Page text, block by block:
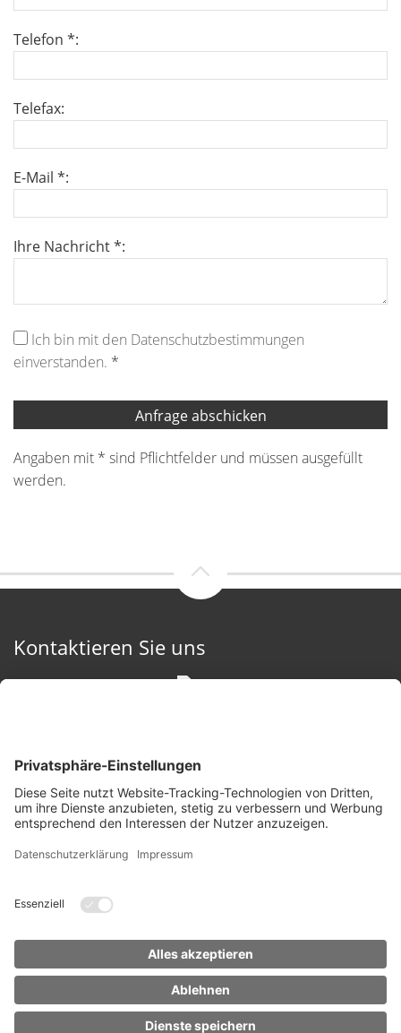
Telefon *:
Telefax:
E-Mail *:
Ihre Nachricht *:
Ich bin mit den Datenschutzbestimmungen
einverstanden. *
Angaben mit * sind Pflichtfelder und müssen ausgefüllt
werden.
Kontaktieren Sie uns
+43 664 45 20 716
bernhard.elbs@fairmarkter.at
Besuchen Sie uns auch hier
Fairmarkter GmbH © 2026
Kontakt
Impressum
Datenschutz
Kostenlose Bewertung sichern!
Ich bin mit den Datenschutzbestimmungen